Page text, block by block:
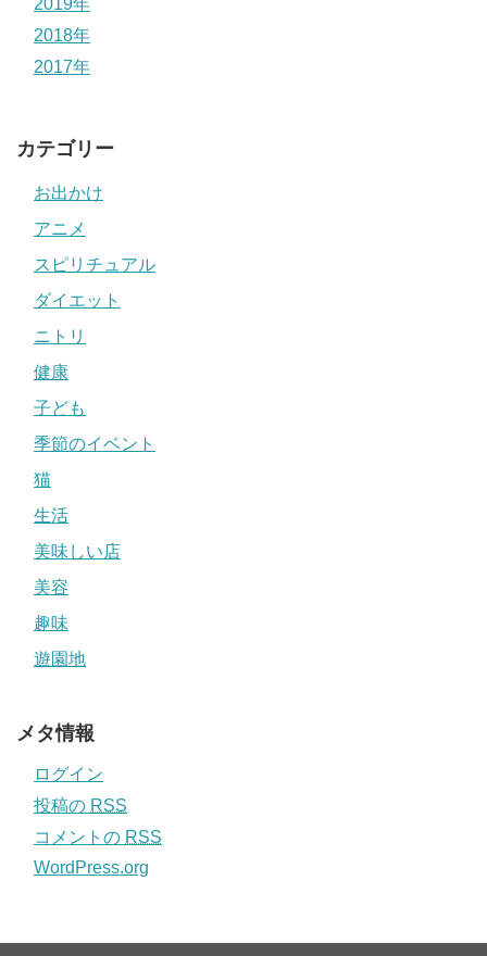
2018年
2017年
カテゴリー
お出かけ
アニメ
スピリチュアル
ダイエット
ニトリ
健康
子ども
季節のイベント
猫
生活
美味しい店
美容
趣味
遊園地
メタ情報
ログイン
投稿の RSS
コメントの RSS
WordPress.org